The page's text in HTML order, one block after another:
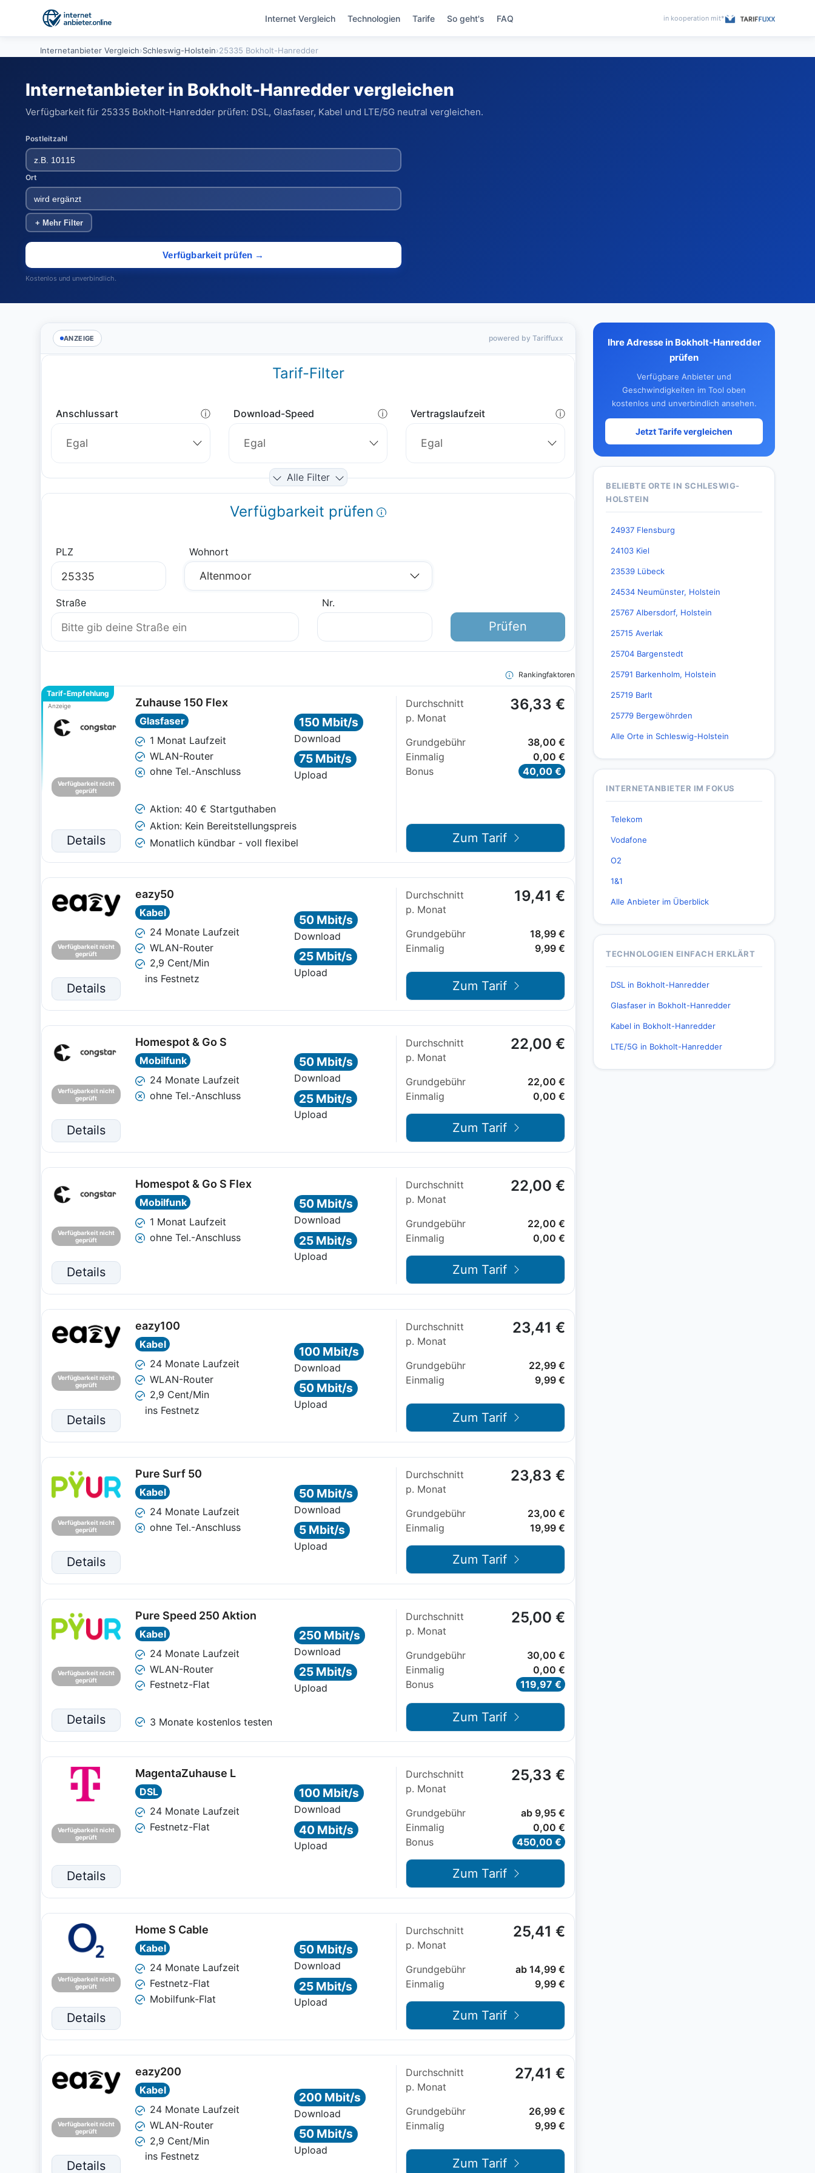
Internet Vergleich Technologien Tarife So geht's FAQ in kooperation mit*
Internetanbieter Vergleich›Schleswig-Holstein›25335 Bokholt-Hanredder
Internetanbieter in Bokholt-Hanredder vergleichen
Verfügbarkeit für 25335 Bokholt-Hanredder prüfen: DSL, Glasfaser, Kabel und LTE/5G neutral vergleichen.
Postleitzahl
Ort
+ Mehr Filter
Verfügbarkeit prüfen →
Kostenlos und unverbindlich.
ANZEIGE powered by Tariffuxx
Ihre Adresse in Bokholt-Hanredder
prüfen
Verfügbare Anbieter und
Geschwindigkeiten im Tool oben
kostenlos und unverbindlich ansehen.
Jetzt Tarife vergleichen
BELIEBTE ORTE IN SCHLESWIG-
HOLSTEIN
24937 Flensburg
24103 Kiel
23539 Lübeck
24534 Neumünster, Holstein
25767 Albersdorf, Holstein
25715 Averlak
25704 Bargenstedt
25791 Barkenholm, Holstein
25719 Barlt
25779 Bergewöhrden
Alle Orte in Schleswig-Holstein
INTERNETANBIETER IM FOKUS
Telekom
Vodafone
O2
1&1
Alle Anbieter im Überblick
TECHNOLOGIEN EINFACH ERKLÄRT
DSL in Bokholt-Hanredder
Glasfaser in Bokholt-Hanredder
Kabel in Bokholt-Hanredder
LTE/5G in Bokholt-Hanredder